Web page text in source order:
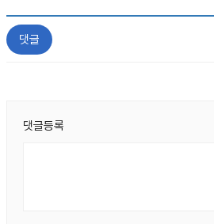
댓글
댓글등록